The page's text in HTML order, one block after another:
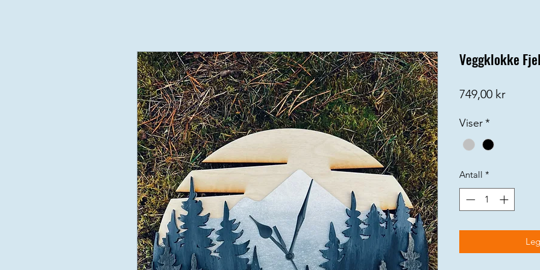
Veggklokke
749,00 krPris
Viser*
Antall *